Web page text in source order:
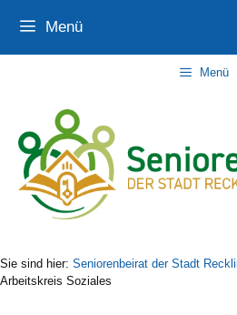
Inhalt
springen
Navigation
springen
Inhalt
springen
Menü
Menü
Sie sind hier: Seniorenbeirat der Stadt
Arbeitskreis Soziales